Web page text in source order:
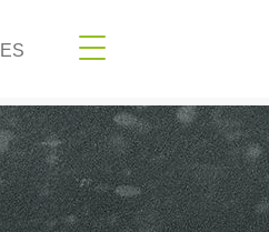
ES